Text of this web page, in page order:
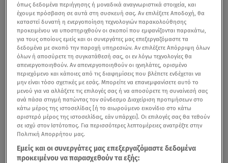
όπως δεδομένα περιήγησης ή μοναδικά αναγνωριστικά στοιχεία, και
έχουμε πρόσβαση σε αυτά στη συσκευή σας. Αν επιλέξετε Αποδοχή, θα
καταστεί δυνατή η ενεργοποίηση τεχνολογιών παρακολούθησης
προκειμένου να υποστηριχθούν οι σκοποί που εμφανίζονται παρακάτω,
για τους οποίους εμείς και οι συνεργάτες μας επεξεργαζόμαστε τα
δεδομένα με σκοπό την παροχή υπηρεσιών. Αν επιλέξετε Απόρριψη όλων
όλων ή αποσύρετε τη συγκατάθεσή σας, οι εν λόγω τεχνολογίες θα
απενεργοποιηθούν. Αν απενεργοποιηθούν οι ιχνηλάτες, ορισμένο
περιεχόμενο και κάποιες από τις διαφημίσεις που βλέπετε ενδέχεται να
μην είναι τόσο σχετικές με εσάς. Μπορείτε να επανεμφανίσετε αυτό το
μενού για να αλλάξετε τις επιλογές σας ή να αποσύρετε τη συναίνεσή σας
ανά πάσα στιγμή πατώντας τον σύνδεσμο Διαχείριση προτιμήσεων στο
κάτω μέρος της ιστοσελίδας [ή το αιωρούμενο εικονίδιο στο κάτω
αριστερό μέρος της ιστοσελίδας, εάν υπάρχει]. Οι επιλογές σας θα τεθούν
σε ισχύ στον Ιστότοπος. Για περισσότερες λεπτομέρειες ανατρέξτε στην
Πολιτική Απορρήτου μας.
Εμείς και οι συνεργάτες μας επεξεργαζόμαστε δεδομένα
προκειμένου να παρασχεθούν τα εξής: